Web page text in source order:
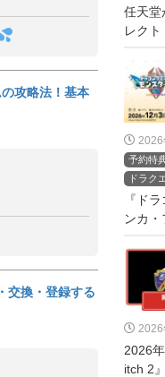
攻略法！基本
交換・登録する
任天堂
レクト
2026
予約特
ドラク
『ド
ンカ・
2026
2026
itch 2